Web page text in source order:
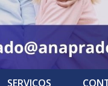
SERVIÇOS